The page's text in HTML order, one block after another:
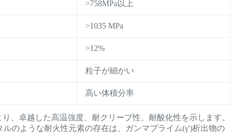
>758MPa以上
>1035 MPa
>12%
粒子が細かい
高い体積分率
、卓越した高温強度、耐クリープ性、耐酸化性を示します。
のような耐火性元素の存在は、ガンマプライム(γ')析出物の